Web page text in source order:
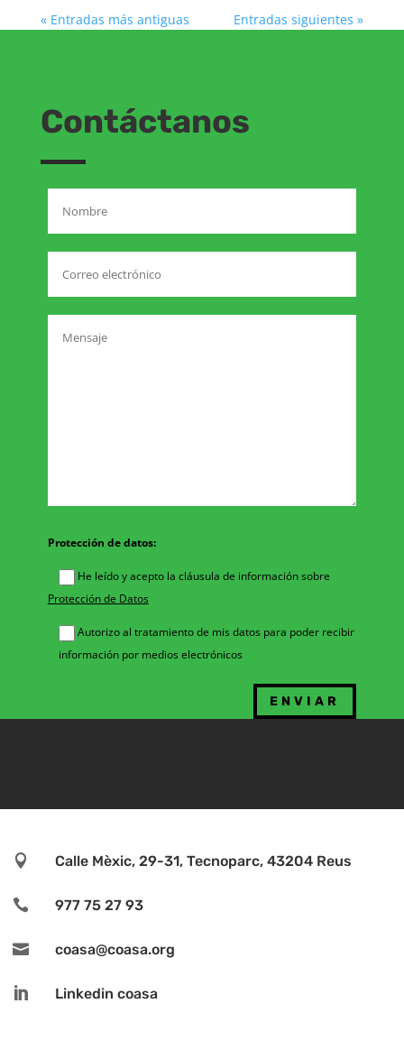
« Entradas más antiguas Entradas siguientes »
Contáctanos
Protección de datos:
He leído y acepto la cláusula de información sobre
Protección de Datos
Autorizo al tratamiento de mis datos para poder recibir
información por medios electrónicos
 Calle Mèxic, 29-31, Tecnoparc, 43204 Reus
 977 75 27 93
 coasa@coasa.org
 Linkedin coasa